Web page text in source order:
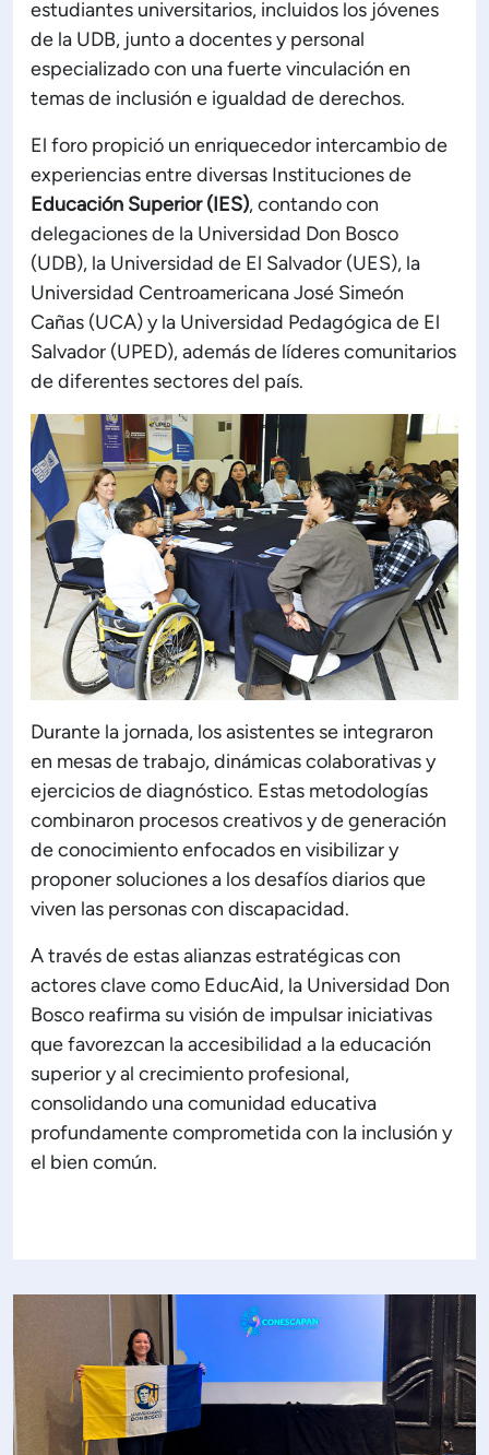
estudiantes universitarios, incluidos los jóvenes
de la UDB, junto a docentes y personal
especializado con una fuerte vinculación en
temas de inclusión e igualdad de derechos.
El foro propició un enriquecedor intercambio de
experiencias entre diversas Instituciones de
Educación Superior (IES), contando con
delegaciones de la Universidad Don Bosco
(UDB), la Universidad de El Salvador (UES), la
Universidad Centroamericana José Simeón
Cañas (UCA) y la Universidad Pedagógica de El
Salvador (UPED), además de líderes comunitarios
de diferentes sectores del país.
Durante la jornada, los asistentes se integraron
en mesas de trabajo, dinámicas colaborativas y
ejercicios de diagnóstico. Estas metodologías
combinaron procesos creativos y de generación
de conocimiento enfocados en visibilizar y
proponer soluciones a los desafíos diarios que
viven las personas con discapacidad.
A través de estas alianzas estratégicas con
actores clave como EducAid, la Universidad Don
Bosco reafirma su visión de impulsar iniciativas
que favorezcan la accesibilidad a la educación
superior y al crecimiento profesional,
consolidando una comunidad educativa
profundamente comprometida con la inclusión y
el bien común.